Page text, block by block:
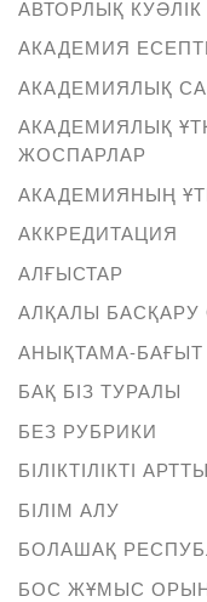
АВТОРЛЫҚ КУӘЛІК
АКАДЕМИЯ
АКАДЕМИЯЛЫҚ
АКАДЕМИЯЛЫҚ
ЖОСПАРЛАР
АКАДЕМИЯНЫҢ
АККРЕДИТАЦИЯ
АЛҒЫСТАР
АЛҚАЛЫ БАСҚАРУ
АНЫҚТАМА-БАҒЫТ
БАҚ БІЗ ТУРАЛЫ
БЕЗ РУБРИКИ
БІЛІКТІЛІКТІ
БІЛІМ АЛУ
БОЛАШАҚ
БОС ЖҰМЫС